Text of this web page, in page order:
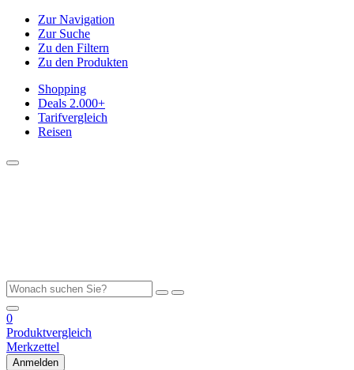
Zur Navigation
Zur Suche
Zu den Filtern
Zu den Produkten
Shopping
Deals 2.000+
Tarifvergleich
Reisen
0
Produktvergleich
Merkzettel
Anmelden